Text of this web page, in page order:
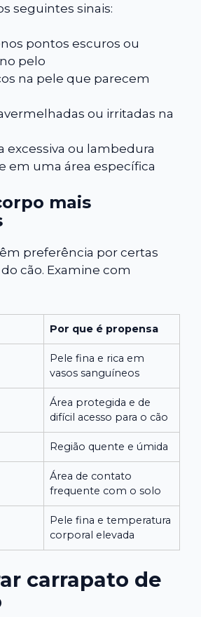
seguintes sinais:
pontos escuros ou
pelo
na pele que parecem
ou irritadas na
excessiva ou lambedura
em uma área específica
mais
preferência por certas
cão. Examine com
Por que é propensa
Pele fina e rica em
vasos sanguíneos
Área protegida e de
difícil acesso para o cão
Região quente e úmida
Área de contato
frequente com o solo
Pele fina e temperatura
corporal elevada
carrapato de